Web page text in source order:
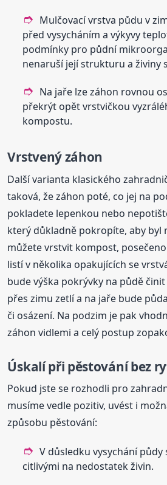
Mulčovací vrstva půdu v
před vysycháním a výkyvy
podmínky pro půdní
nenaruší její strukturu a živiny
Na jaře lze záhon rovnou
překrýt opět vrstvičkou
kompostu.
Vrstvený záhon
Další varianta klasického
taková, že záhon poté, co jej na
pokladete lepenkou nebo
který důkladně pokropíte, aby byl
můžete vrstvit kompost,
listí v několika opakujících se
bude výška pokrývky na půdě
přes zimu zetlí a na jaře bude
či osázení. Na podzim je pak
záhon vidlemi a celý postup
Úskalí při pěstování bez
Pokud jste se rozhodli pro
musíme vedle pozitiv, uvést i
způsobu pěstování:
V důsledku vysychání půdy
citlivými na nedostatek živin.